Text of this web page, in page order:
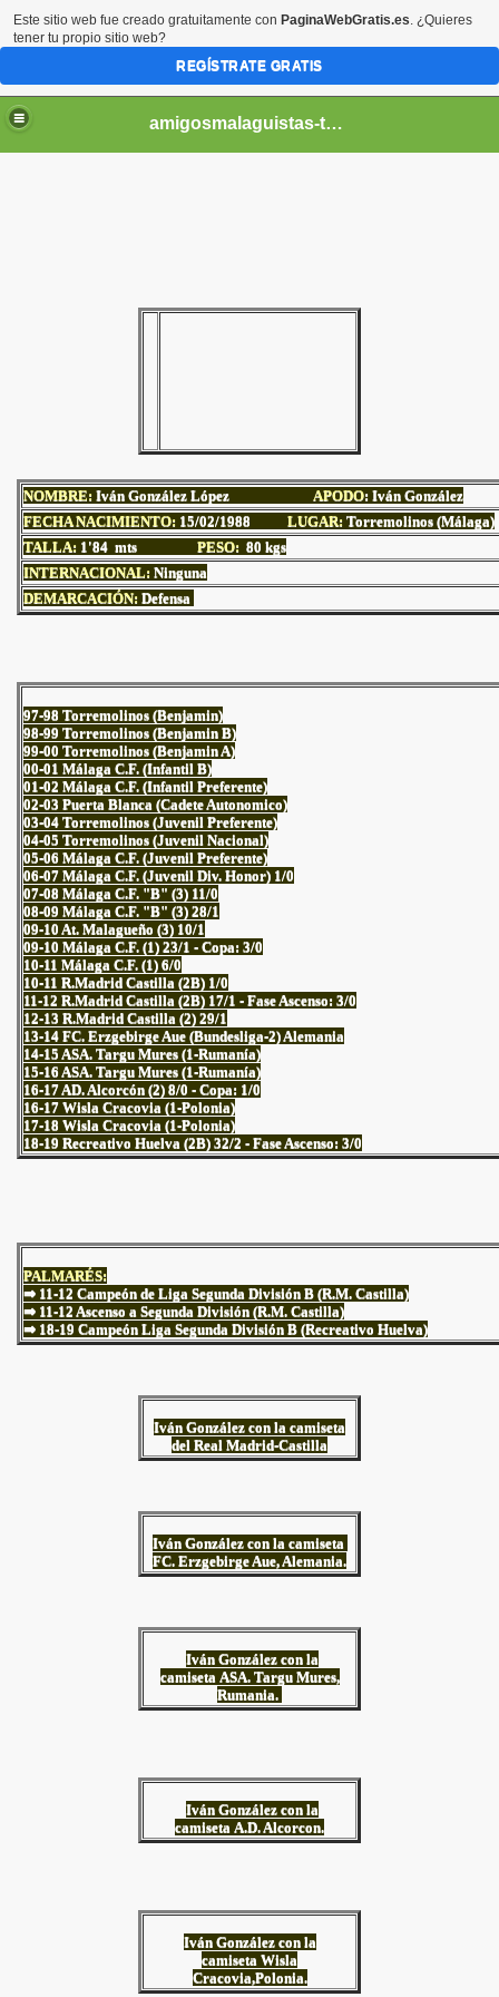
amigosmalaguistas-temporadas
NOMBRE: Iván González López APODO: Iván González
FECHA NACIMIENTO: 15/02/1988 LUGAR: Torremolinos (Málaga)
TALLA: 1'84 mts PESO: 80 kgs
INTERNACIONAL: Ninguna
DEMARCACIÓN: Defensa
97-98 Torremolinos (Benjamin)
98-99 Torremolinos (Benjamin B)
99-00 Torremolinos (Benjamin A)
00-01 Málaga C.F. (Infantil B)
01-02 Málaga C.F. (Infantil Preferente)
02-03 Puerta Blanca (Cadete Autonomico)
03-04 Torremolinos (Juvenil Preferente)
04-05 Torremolinos (Juvenil Nacional)
05-06 Málaga C.F. (Juvenil Preferente)
06-07 Málaga C.F. (Juvenil Div. Honor) 1/0
07-08 Málaga C.F. "B" (3) 11/0
08-09 Málaga C.F. "B" (3) 28/1
09-10 At. Malagueño (3) 10/1
09-10 Málaga C.F. (1) 23/1 - Copa: 3/0
10-11 Málaga C.F. (1) 6/0
10-11 R.Madrid Castilla (2B) 1/0
11-12 R.Madrid Castilla (2B) 17/1 - Fase Ascenso: 3/0
12-13 R.Madrid Castilla (2) 29/1
13-14 FC. Erzgebirge Aue (Bundesliga-2) Alemania
14-15 ASA. Targu Mures (1-Rumanía)
15-16 ASA. Targu Mures (1-Rumanía)
16-17 AD. Alcorcón (2) 8/0 - Copa: 1/0
16-17 Wisla Cracovia (1-Polonia)
17-18 Wisla Cracovia (1-Polonia)
18-19 Recreativo Huelva (2B) 32/2 - Fase Ascenso: 3/0
PALMARÉS:
⇒ 11-12 Campeón de Liga Segunda División B (R.M. Castilla)
⇒ 11-12 Ascenso a Segunda División (R.M. Castilla)
⇒ 18-19 Campeón Liga Segunda División B (Recreativo Huelva)
Iván González con la camiseta
del Real Madrid-Castilla
Iván González con la camiseta
FC. Erzgebirge Aue, Alemania.
Iván González con la
camiseta ASA. Targu Mures,
Rumania.
Iván González con la
camiseta A.D. Alcorcon.
Iván González con la
camiseta Wisla
Cracovia,Polonia.
Este sitio web fue creado gratuitamente con PaginaWebGratis.es. ¿Quieres
tener tu propio sitio web?
REGÍSTRATE GRATIS